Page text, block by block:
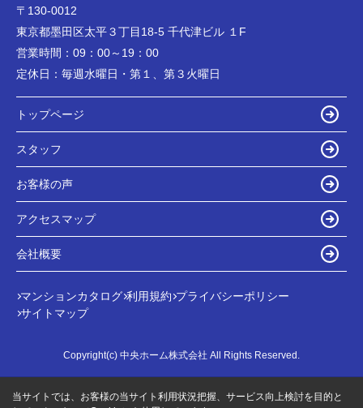
〒130-0012
東京都墨田区太平３丁目18-5 千代津ビル １F
営業時間： 09：00～19：00
定休日： 毎週水曜日・第１、第３火曜日
トップページ
スタッフ
お客様の声
アクセスマップ
会社概要
マンションカタログ 利用規約 プライバシーポリシー
サイトマップ
Copyright(c) 中央ホーム株式会社 All Rights Reserved.
当サイトでは、お客様の当サイト利用状況把握、サービス向上検討を目的と